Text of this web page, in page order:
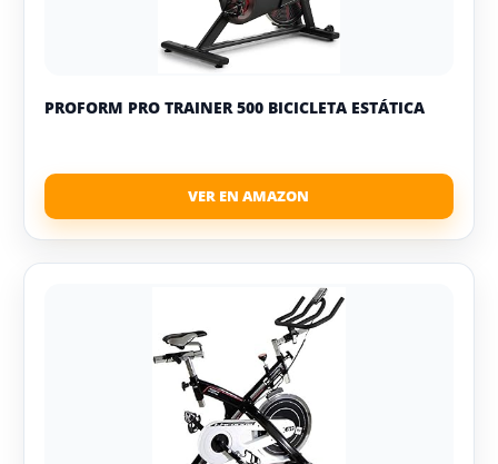
PROFORM PRO TRAINER 500 BICICLETA ESTÁTICA